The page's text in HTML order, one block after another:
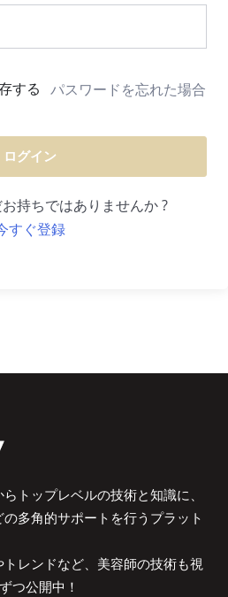
する パスワードを忘れた場合
ログイン
持ちではありませんか ?
すぐ登録
トップレベルの技術と知識に、
多角的サポートを行うプラット
レンドなど、美容師の技術も視
つ公開中！